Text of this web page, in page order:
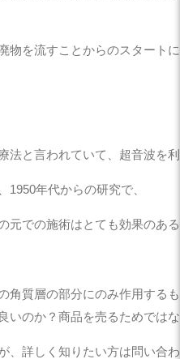
物を流すことからのスタート
法と言われていて、超音波を
1950年代からの研究で、
元での施術はとても効果のあ
角質層の部分にのみ作用する
いのか？商品を売るためでは
、詳しく知りたい方は問い合